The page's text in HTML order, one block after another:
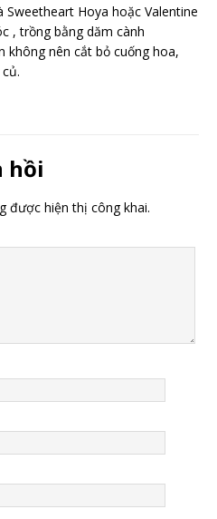
Sweetheart Hoya hoặc Valentine
, trồng bằng dăm cành
không nên cắt bỏ cuống hoa,
hồi
được hiện thị công khai.